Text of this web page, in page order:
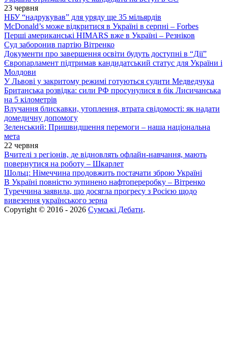
23 червня
НБУ “надрукував” для уряду ще 35 мільярдів
McDonald’s може відкритися в Україні в серпні – Forbes
Перші американські HIMARS вже в Україні – Резніков
Суд заборонив партію Вітренко
Документи про завершення освіти будуть доступні в “Дії”
Європарламент підтримав кандидатський статус для України і
Молдови
У Львові у закритому режимі готуються судити Медведчука
Британська розвідка: сили РФ просунулися в бік Лисичанська
на 5 кілометрів
Влучання блискавки, утоплення, втрата свідомості: як надати
домедичну допомогу
Зеленський: Пришвидшення перемоги – наша національна
мета
22 червня
Вчителі з регіонів, де відновлять офлайн-навчання, мають
повернутися на роботу – Шкарлет
Шольц: Німеччина продовжить постачати зброю Україні
В Україні повністю зупинено нафтопереробку – Вітренко
Туреччина заявила, що досягла прогресу з Росією щодо
вивезення українського зерна
Copyright © 2016 - 2026 Сумські Дебати.